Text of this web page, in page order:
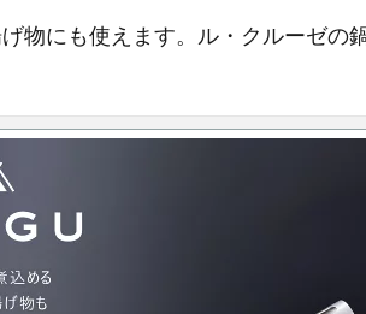
物にも使えます。ル・クルーゼの